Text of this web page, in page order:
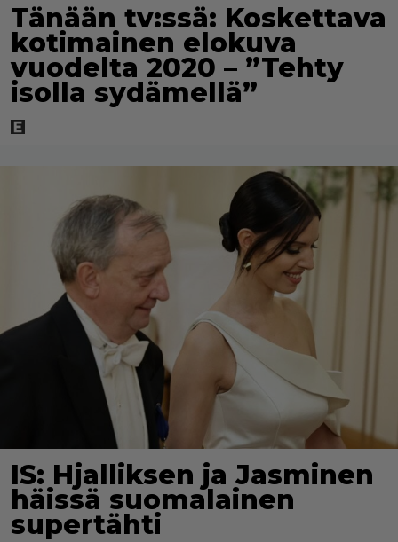
Tänään tv:ssä: Koskettava
kotimainen elokuva
vuodelta 2020 – ”Tehty
isolla sydämellä”
IS: Hjalliksen ja Jasminen
häissä suomalainen
supertähti